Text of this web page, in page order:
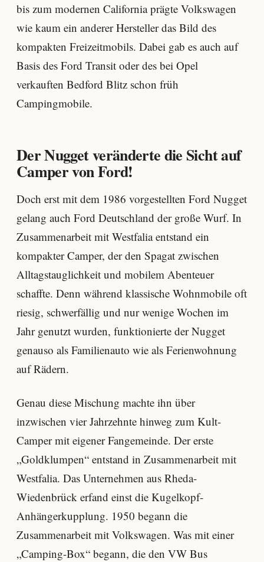
bis zum modernen California prägte Volkswagen
wie kaum ein anderer Hersteller das Bild des
kompakten Freizeitmobils. Dabei gab es auch auf
Basis des Ford Transit oder des bei Opel
verkauften Bedford Blitz schon früh
Campingmobile.
Der Nugget veränderte die Sicht auf
Camper von Ford!
Doch erst mit dem 1986 vorgestellten Ford Nugget
gelang auch Ford Deutschland der große Wurf. In
Zusammenarbeit mit Westfalia entstand ein
kompakter Camper, der den Spagat zwischen
Alltagstauglichkeit und mobilem Abenteuer
schaffte. Denn während klassische Wohnmobile oft
riesig, schwerfällig und nur wenige Wochen im
Jahr genutzt wurden, funktionierte der Nugget
genauso als Familienauto wie als Ferienwohnung
auf Rädern.
Genau diese Mischung machte ihn über
inzwischen vier Jahrzehnte hinweg zum Kult-
Camper mit eigener Fangemeinde. Der erste
„Goldklumpen“ entstand in Zusammenarbeit mit
Westfalia. Das Unternehmen aus Rheda-
Wiedenbrück erfand einst die Kugelkopf-
Anhängerkupplung. 1950 begann die
Zusammenarbeit mit Volkswagen. Was mit einer
„Camping-Box“ begann, die den VW Bus